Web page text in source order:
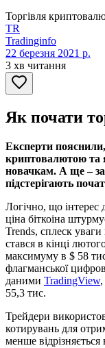
Торгівля
TR
Tradinginfo
22 березня 2021 р.
3 хв читання
Як почати
Експерти
криптовалютою та
новачкам. А ще –
підстерігають
Логічно, що інтерес
ціна біткоіна
Trends, сплеск
стався в кінці
максимуму в $ 58
флагманської
даними TradingView,
55,3 тис.
Трейдери
котирувань для
менше